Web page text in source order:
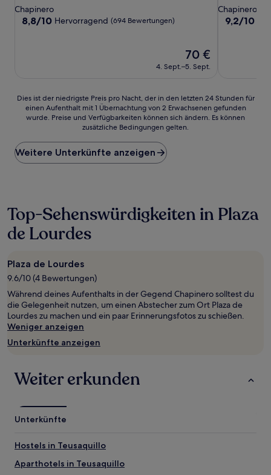
Sterne-
Unterkunft
Chapinero
8.8
8,8/10 Hervorragend (694 Bewertungen)
Der
Preis
beträgt
70 €
4. Sept.–5. Sept.
Sterne-
Unterkunft
Chapinero
9.2
9,2/10
Dies
der
Preis
pro
Nacht,
letzten
24 Stunden
für
einen
mit
1 Übernachtung
von
2 Erwachsenen
gefunden
wurde.
Preise
und
Verfügbarkeiten
sich
ändern.
können
zusätzliche
Bedingungen
Dies ist der niedrigste Preis pro Nacht, der in den letzten 24 Stunden für
einen Aufenthalt mit 1 Übernachtung von 2 Erwachsenen gefunden
wurde. Preise und Verfügbarkeiten können sich ändern. Es können
zusätzliche Bedingungen gelten.
Weitere Unterkünfte anzeigen
Top-Sehenswürdigkeiten in Plaza
de Lourdes
Plaza de Lourdes
9.6/10 (4 Bewertungen)
Während deines Aufenthalts in der Gegend Chapinero solltest du
die Gelegenheit nutzen, um einen Abstecher zum Ort Plaza de
Lourdes zu machen und ein paar Erinnerungsfotos zu schießen.
Weniger anzeigen
Unterkünfte anzeigen
Weiter erkunden
Unterkünfte
Hostels in Teusaquillo
Aparthotels in Teusaquillo